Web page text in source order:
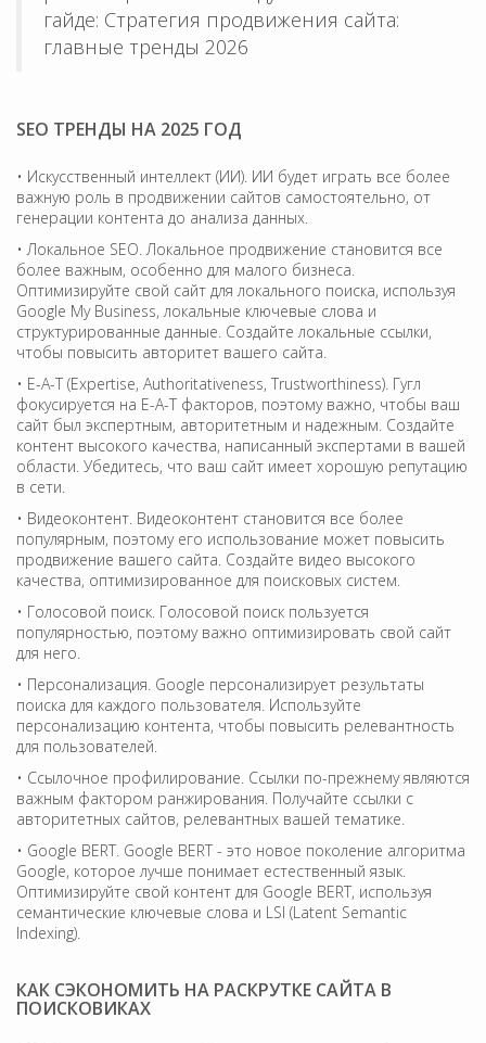
гайде: Стратегия продвижения сайта:
главные тренды 2026
SEO ТРЕНДЫ НА 2025 ГОД
• Искусственный интеллект (ИИ). ИИ будет играть все более
важную роль в продвижении сайтов самостоятельно, от
генерации контента до анализа данных.
• Локальное SEO. Локальное продвижение становится все
более важным, особенно для малого бизнеса.
Оптимизируйте свой сайт для локального поиска, используя
Google My Business, локальные ключевые слова и
структурированные данные. Создайте локальные ссылки,
чтобы повысить авторитет вашего сайта.
• E-A-T (Expertise, Authoritativeness, Trustworthiness). Гугл
фокусируется на E-A-T факторов, поэтому важно, чтобы ваш
сайт был экспертным, авторитетным и надежным. Создайте
контент высокого качества, написанный экспертами в вашей
области. Убедитесь, что ваш сайт имеет хорошую репутацию
в сети.
• Видеоконтент. Видеоконтент становится все более
популярным, поэтому его использование может повысить
продвижение вашего сайта. Создайте видео высокого
качества, оптимизированное для поисковых систем.
• Голосовой поиск. Голосовой поиск пользуется
популярностью, поэтому важно оптимизировать свой сайт
для него.
• Персонализация. Google персонализирует результаты
поиска для каждого пользователя. Используйте
персонализацию контента, чтобы повысить релевантность
для пользователей.
• Ссылочное профилирование. Ссылки по-прежнему являются
важным фактором ранжирования. Получайте ссылки с
авторитетных сайтов, релевантных вашей тематике.
• Google BERT. Google BERT - это новое поколение алгоритма
Google, которое лучше понимает естественный язык.
Оптимизируйте свой контент для Google BERT, используя
семантические ключевые слова и LSI (Latent Semantic
Indexing).
КАК СЭКОНОМИТЬ НА РАСКРУТКЕ САЙТА В
ПОИСКОВИКАХ